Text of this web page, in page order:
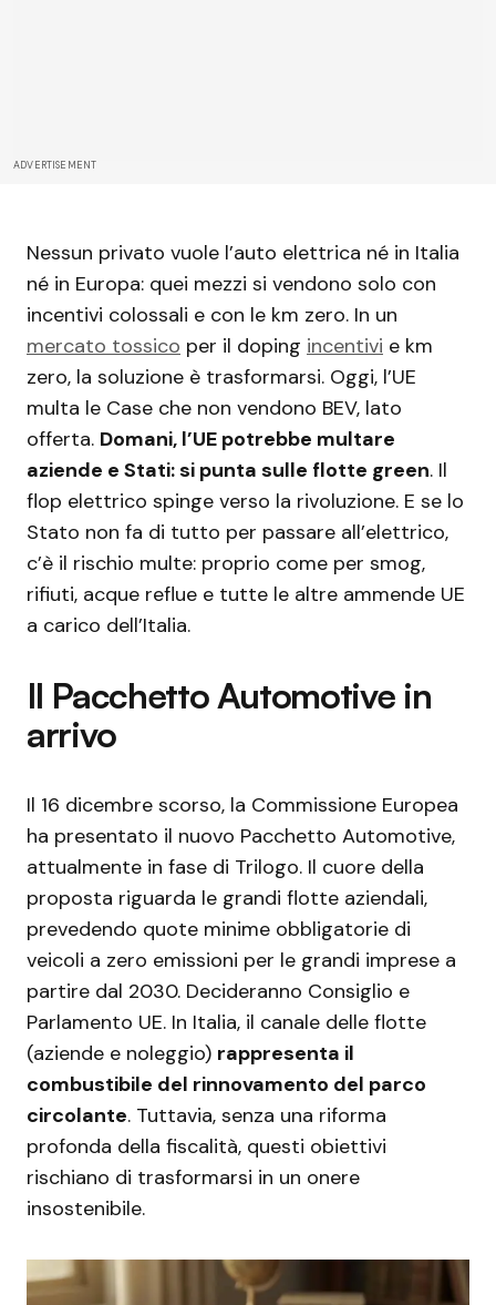
ADVERTISEMENT
Nessun privato vuole l’auto elettrica né in Italia
né in Europa: quei mezzi si vendono solo con
incentivi colossali e con le km zero. In un
mercato tossico per il doping incentivi e km
zero, la soluzione è trasformarsi. Oggi, l’UE
multa le Case che non vendono BEV, lato
offerta. Domani, l’UE potrebbe multare
aziende e Stati: si punta sulle flotte green. Il
flop elettrico spinge verso la rivoluzione. E se lo
Stato non fa di tutto per passare all’elettrico,
c’è il rischio multe: proprio come per smog,
rifiuti, acque reflue e tutte le altre ammende UE
a carico dell’Italia.
Il Pacchetto Automotive in
arrivo
Il 16 dicembre scorso, la Commissione Europea
ha presentato il nuovo Pacchetto Automotive,
attualmente in fase di Trilogo. Il cuore della
proposta riguarda le grandi flotte aziendali,
prevedendo quote minime obbligatorie di
veicoli a zero emissioni per le grandi imprese a
partire dal 2030. Decideranno Consiglio e
Parlamento UE. In Italia, il canale delle flotte
(aziende e noleggio) rappresenta il
combustibile del rinnovamento del parco
circolante. Tuttavia, senza una riforma
profonda della fiscalità, questi obiettivi
rischiano di trasformarsi in un onere
insostenibile.